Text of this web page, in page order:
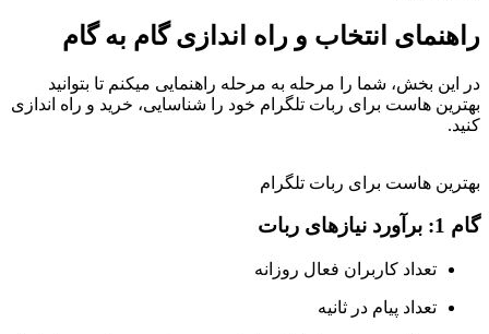
راهنمای انتخاب و راه اندازی گام به گام
در این بخش، شما را مرحله به مرحله راهنمایی میکنم تا بتوانید
بهترین هاست برای ربات تلگرام خود را شناسایی، خرید و راه اندازی
کنید.
بهترین هاست برای ربات تلگرام
گام 1: برآورد نیازهای ربات
تعداد کاربران فعال روزانه
تعداد پیام در ثانیه